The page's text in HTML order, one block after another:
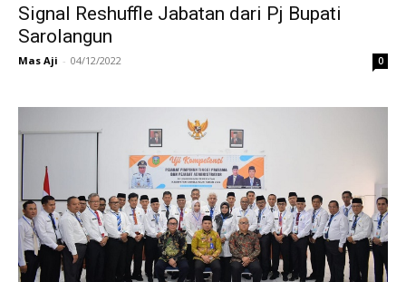
Signal Reshuffle Jabatan dari Pj Bupati
Sarolangun
Mas Aji - 04/12/2022 0